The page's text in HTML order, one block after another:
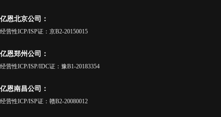
亿恩北京公司：
经营性ICP/ISP证：京B2-20150015
亿恩郑州公司：
经营性ICP/ISP/IDC证：豫B1-20183354
亿恩南昌公司：
经营性ICP/ISP证：赣B2-20080012